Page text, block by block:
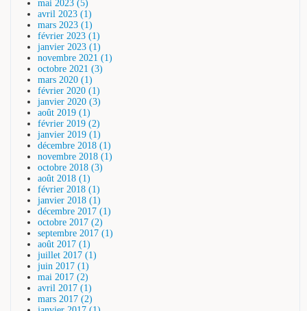
mai 2023 (5)
avril 2023 (1)
mars 2023 (1)
février 2023 (1)
janvier 2023 (1)
novembre 2021 (1)
octobre 2021 (3)
mars 2020 (1)
février 2020 (1)
janvier 2020 (3)
août 2019 (1)
février 2019 (2)
janvier 2019 (1)
décembre 2018 (1)
novembre 2018 (1)
octobre 2018 (3)
août 2018 (1)
février 2018 (1)
janvier 2018 (1)
décembre 2017 (1)
octobre 2017 (2)
septembre 2017 (1)
août 2017 (1)
juillet 2017 (1)
juin 2017 (1)
mai 2017 (2)
avril 2017 (1)
mars 2017 (2)